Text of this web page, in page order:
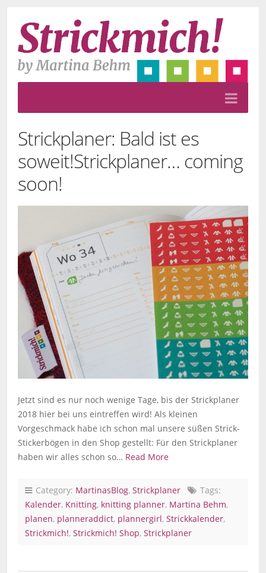
Strickplaner: Bald ist es
soweit!Strickplaner… coming
soon!
Jetzt sind es nur noch wenige Tage, bis der Strickplaner
2018 hier bei uns eintreffen wird! Als kleinen
Vorgeschmack habe ich schon mal unsere süßen Strick-
Stickerbögen in den Shop gestellt: Für den Strickplaner
haben wir alles schon so… Read More
Category: MartinasBlog, Strickplaner
Tags:
Kalender, Knitting, knitting planner, Martina Behm,
planen, planneraddict, plannergirl, Strickkalender,
Strickmich!, Strickmich! Shop, Strickplaner